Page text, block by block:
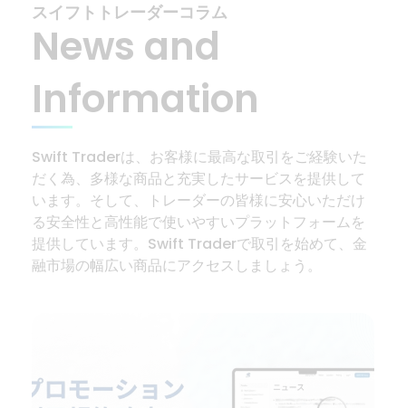
スイフトトレーダーコラム
News and
Information
Swift Traderは、お客様に最高な取引をご経験いた
だく為、多様な商品と充実したサービスを提供して
います。そして、トレーダーの皆様に安心いただけ
る安全性と高性能で使いやすいプラットフォームを
提供しています。Swift Traderで取引を始めて、金
融市場の幅広い商品にアクセスしましょう。